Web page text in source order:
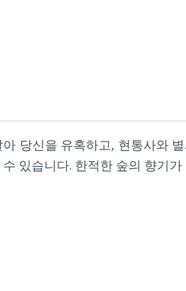
당신을 유혹하고, 현통사와
있습니다. 한적한 숲의 향기